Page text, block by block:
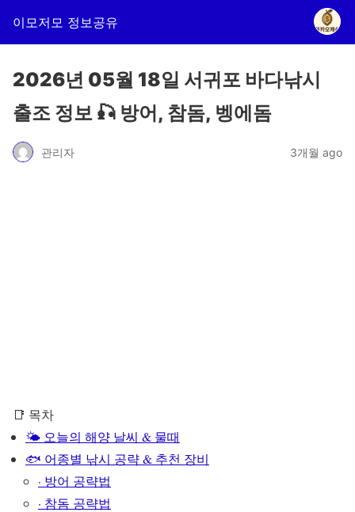
이모저모 정보공유
2026년 05월 18일 서귀포 바다낚시
출조 정보 🎣 방어, 참돔, 벵에돔
관리자 3개월 ago
📑 목차
🌤️ 오늘의 해양 날씨 & 물때
🐟 어종별 낚시 공략 & 추천 장비
· 방어 공략법
· 참돔 공략법